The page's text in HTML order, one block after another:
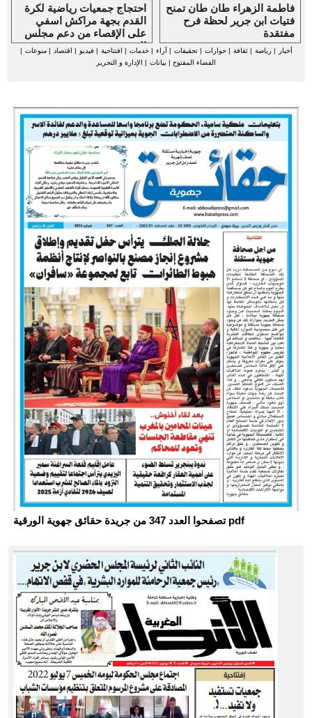
تصفحوا العدد 347 من جريدة حقائق جهوية الورقية pdf
احتجاج جمعيات رياضية لكرة
القدم بجهة مراكش اسفي
على الإقصاء من دعم مجلس
الجهة
فاطمة الزهراء طان طان تمنح
فتيات ابن جرير لحظة فرح
مفتقدة
أخبار |رياضة |ثقافة |حوارات |تحقيقات | آراء |خدمات | افتتاحية | فيديو | اقتصاد |منوعات |
الفضاء المفتوح | بيانات | الإدارة و التحرير